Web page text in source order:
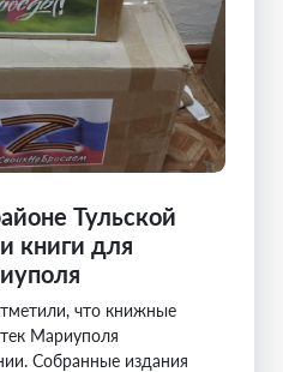
Тульской
книги для
что книжные
Мариуполя
Собранные издания